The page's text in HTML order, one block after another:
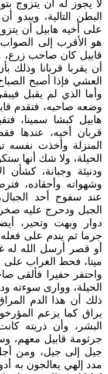
لا يجوز له أن يتزوج
البطن التالية،
على أخيه هابيل أن
هو الأقرب إلى
قابيل كان صاحب زرع،
أن يقربا قربانا
العشي فإذا أصبح
وأما الذي لم يقبل
وضعه صاحبه، فتقدم
هابيل كبشا سمينا،
قربان أخيه، عندها
المنزلة وأخذت
الحيلة، ولا شك
ودنيئة وجبانة، كشأن
وشهواته وأحقاده،
عند سفوح أحد
الجبل ودحرج عليه
دوار وبهت وتحير،
جرما ثم يندم على
أو قصر أرسل الله له
ميتا، فحط الغراب
واحتفر حفيرا فألقى
الحيلة، ووارى سوءته
ذلك أن هذا الدم
يراق كما يزعم
البشر، وأن ذريته
جرثومة قابيل معهم،
جيل إلى جيل، ومن
مدد إلهي يعالجون به